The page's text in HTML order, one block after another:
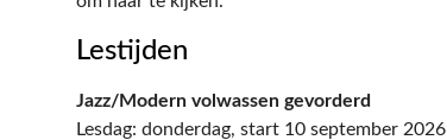
Lestijden
Jazz/Modern volwassen gevorderd
Lesdag: donderdag, start 10 september 2026